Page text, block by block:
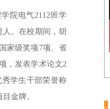
院电气2112班学
。在校期间，胡
家级奖项7项、省
，发表学术论文2
学生干部荣誉称
金牌。